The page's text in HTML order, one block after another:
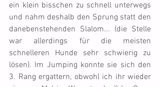
ein klein bisschen zu schnell unterwegs
und nahm deshalb den Sprung statt den
danebenstehenden Slalom... (die Stelle
war allerdings für die meisten
schnelleren Hunde sehr schwierig zu
lösen). Im Jumping konnte sie sich den
3. Rang ergattern, obwohl ich ihr wieder